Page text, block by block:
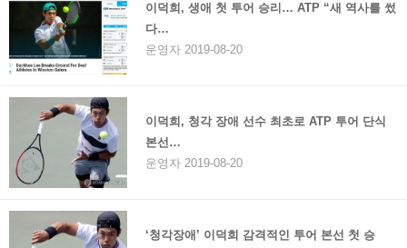
이덕희, 생애 첫 투어 승리… ATP “새 역사를 썼
다…
운영자 2019-08-20
이덕희, 청각 장애 선수 최초로 ATP 투어 단식
본선…
운영자 2019-08-20
‘청각장애’ 이덕희 감격적인 투어 본선 첫 승